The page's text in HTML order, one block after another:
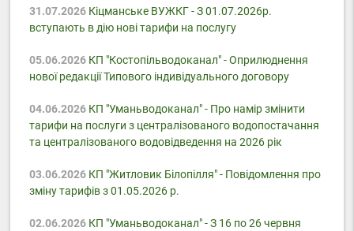
31.07.2026Кіцманське ВУЖКГ - З 01.07.2026р.
вступають в дію нові тарифи на послугу
05.06.2026КП "Костопільводоканал" - Оприлюднення
нової редакції Типового індивідуального договору
04.06.2026КП "Уманьводоканал" - Про намір змінити
тарифи на послуги з централізованого водопостачання
та централізованого водовідведення на 2026 рік
03.06.2026КП "Житловик Білопілля" - Повідомлення про
зміну тарифів з 01.05.2026 р.
02.06.2026КП "Уманьводоканал" - З 16 по 26 червня